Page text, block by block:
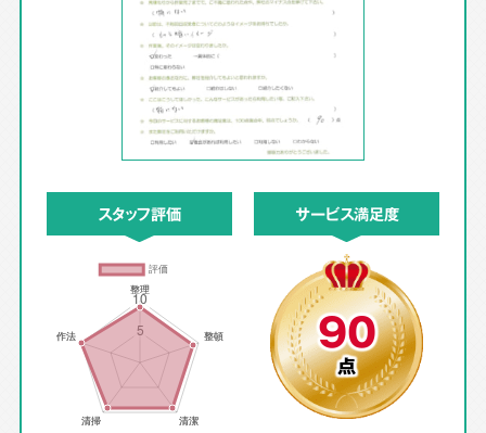
スタッフ評価 サービス満足度
90
点